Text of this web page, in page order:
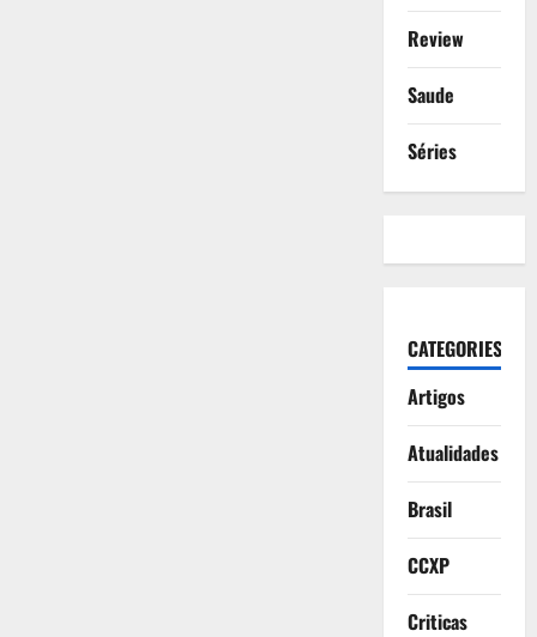
Review
Saude
Séries
CATEGORIES
Artigos
Atualidades
Brasil
CCXP
Criticas